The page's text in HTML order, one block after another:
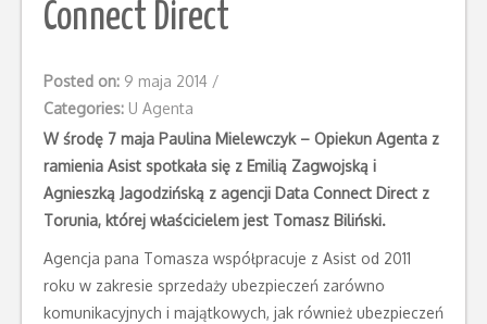
Connect Direct
Posted on: 9 maja 2014 /
Categories: U Agenta
W środę 7 maja Paulina Mielewczyk – Opiekun Agenta z
ramienia Asist spotkała się z Emilią Zagwojską i
Agnieszką Jagodzińską z agencji Data Connect Direct z
Torunia, której właścicielem jest Tomasz Biliński.
Agencja pana Tomasza współpracuje z Asist od 2011
roku w zakresie sprzedaży ubezpieczeń zarówno
komunikacyjnych i majątkowych, jak również ubezpieczeń